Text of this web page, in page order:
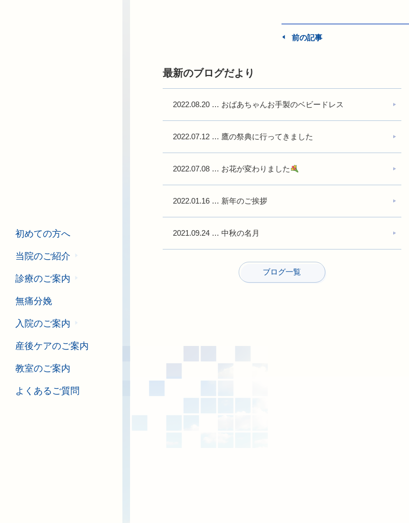
初めての方へ
当院のご紹介
診療のご案内
無痛分娩
入院のご案内
産後ケアのご案内
教室のご案内
よくあるご質問
前の記事
最新のブログだより
2022.08.20 … おばあちゃんお手製のベビードレス
2022.07.12 … 鷹の祭典に行ってきました
2022.07.08 … お花が変わりました
2022.01.16 … 新年のご挨拶
2021.09.24 … 中秋の名月
ブログ一覧